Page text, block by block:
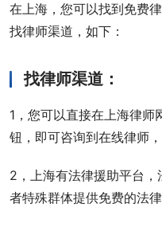
在上海，您可以找到免费
找律师渠道，如下：
找律师渠道：
1，您可以直接在上海律
钮，即可咨询到在线律师
2，上海有法律援助平台
者特殊群体提供免费的法律